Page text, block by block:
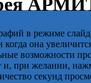
в режиме
она
возможности
и, при желании,
секунд